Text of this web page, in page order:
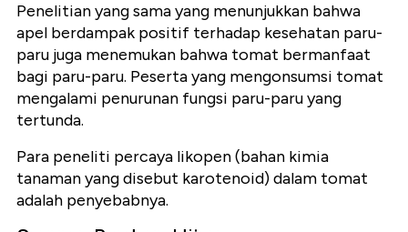
Penelitian yang sama yang menunjukkan bahwa
apel berdampak positif terhadap kesehatan paru-
paru juga menemukan bahwa tomat bermanfaat
bagi paru-paru. Peserta yang mengonsumsi tomat
mengalami penurunan fungsi paru-paru yang
tertunda.
Para peneliti percaya likopen (bahan kimia
tanaman yang disebut karotenoid) dalam tomat
adalah penyebabnya.